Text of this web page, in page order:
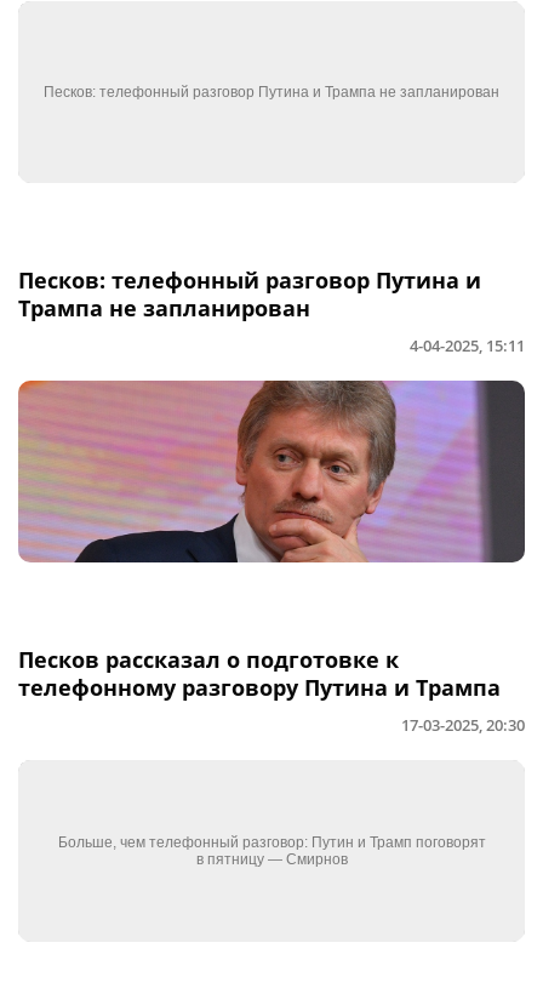
Песков: телефонный разговор Путина и
Трампа не запланирован
4-04-2025, 15:11
Песков рассказал о подготовке к
телефонному разговору Путина и Трампа
17-03-2025, 20:30